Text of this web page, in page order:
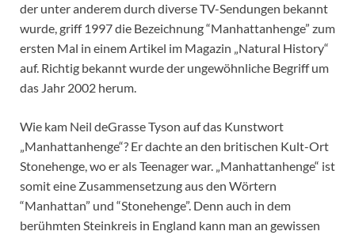
der unter anderem durch diverse TV-Sendungen bekannt
wurde, griff 1997 die Bezeichnung “Manhattanhenge” zum
ersten Mal in einem Artikel im Magazin „Natural History“
auf. Richtig bekannt wurde der ungewöhnliche Begriff um
das Jahr 2002 herum.
Wie kam Neil deGrasse Tyson auf das Kunstwort
„Manhattanhenge“? Er dachte an den britischen Kult-Ort
Stonehenge, wo er als Teenager war. „Manhattanhenge“ ist
somit eine Zusammensetzung aus den Wörtern
“Manhattan” und “Stonehenge”. Denn auch in dem
berühmten Steinkreis in England kann man an gewissen